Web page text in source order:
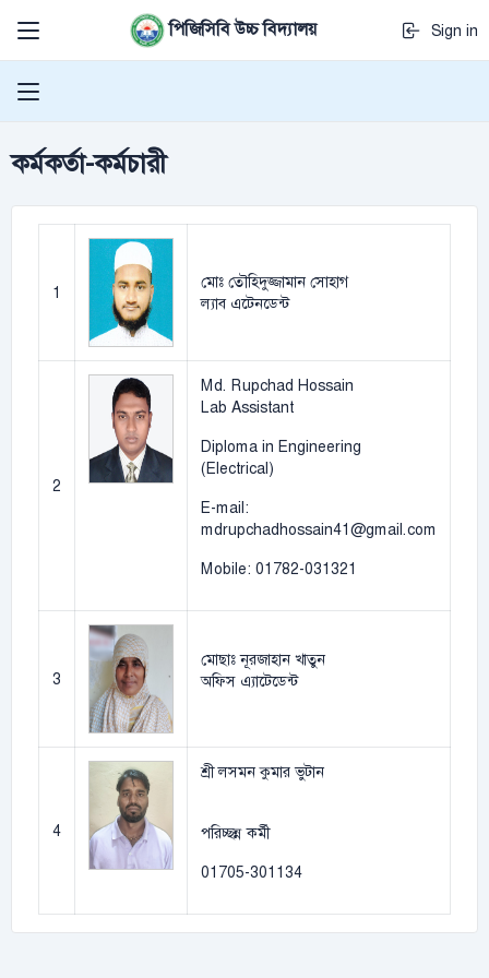
পিজিসিবি উচ্চ বিদ্যালয় Sign in
কর্মকর্তা-কর্মচারী
1
মোঃ তৌহিদুজ্জামান সোহাগ
ল্যাব এটেনডেন্ট
2
Md. Rupchad Hossain
Lab Assistant
Diploma in Engineering
(Electrical)
E-mail:
mdrupchadhossain41@gmail.com
Mobile: 01782-031321
3
মোছাঃ নূরজাহান খাতুন
অফিস এ্যাটেডেন্ট
4
শ্রী লসমন কুমার ভুটান
পরিচ্ছন্ন কর্মী
01705-301134